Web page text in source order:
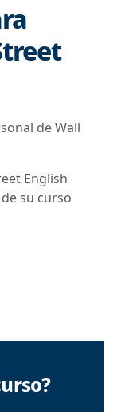
de Wall
English
su curso